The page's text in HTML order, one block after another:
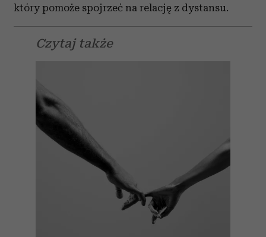
który pomoże spojrzeć na relację z dystansu.
Czytaj także